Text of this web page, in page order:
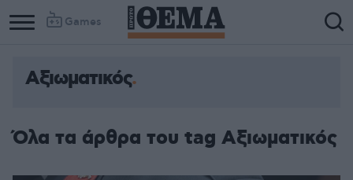
Games
Αξιωματικός
Όλα τα άρθρα του tag Αξιωματικός